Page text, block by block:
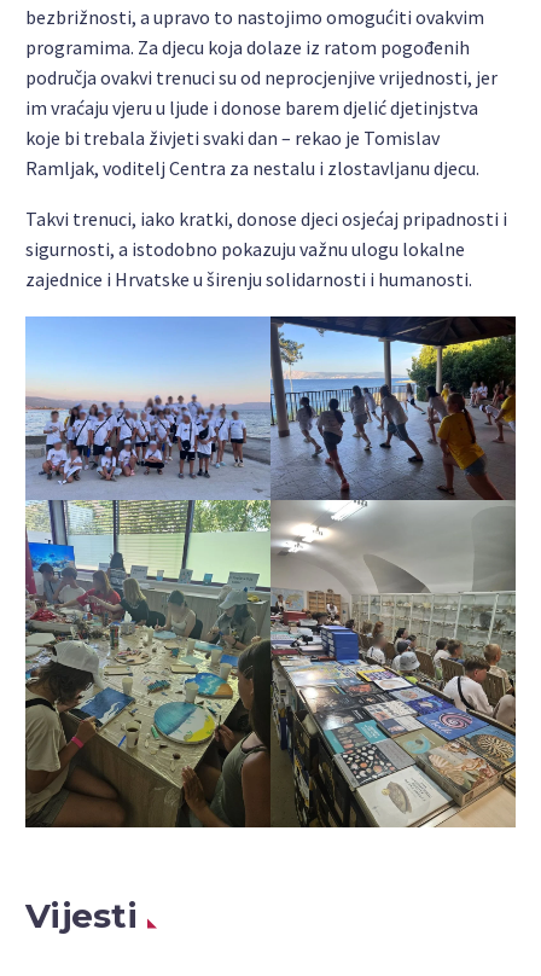
bezbrižnosti, a upravo to nastojimo omogućiti ovakvim
programima. Za djecu koja dolaze iz ratom pogođenih
područja ovakvi trenuci su od neprocjenjive vrijednosti, jer
im vraćaju vjeru u ljude i donose barem djelić djetinjstva
koje bi trebala živjeti svaki dan – rekao je Tomislav
Ramljak, voditelj Centra za nestalu i zlostavljanu djecu.
Takvi trenuci, iako kratki, donose djeci osjećaj pripadnosti i
sigurnosti, a istodobno pokazuju važnu ulogu lokalne
zajednice i Hrvatske u širenju solidarnosti i humanosti.
Vijesti